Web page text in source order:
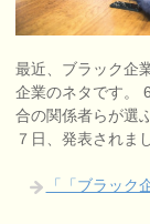
最近、ブラック企
企業のネタです。
合の関係者らが選
７日、発表されま
「「ブラック